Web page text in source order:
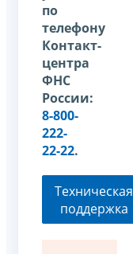
по
телефону
Контакт-
центра
ФНС
России:
8-800-
222-
22-22.
Техническая
поддержка